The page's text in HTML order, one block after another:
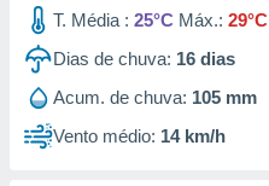
1199
T. Média : 25°C Máx.: 29°C
Dias de chuva: 16 dias
Acum. de chuva: 105 mm
Vento médio: 14 km/h